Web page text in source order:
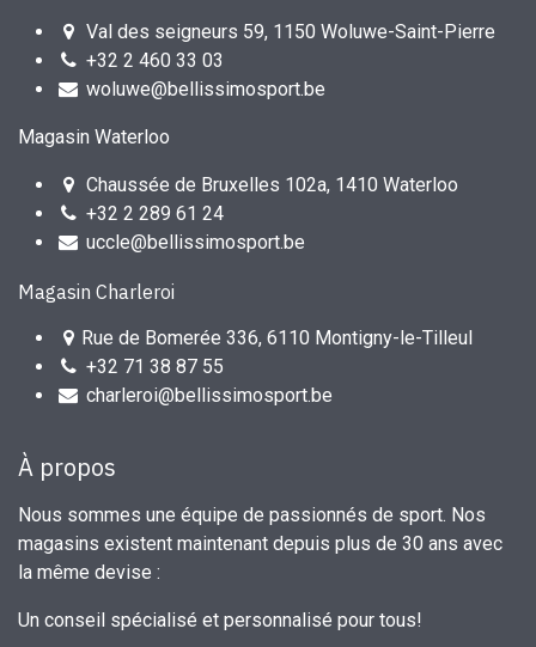
Val des seigneurs 59, 1150 Woluwe-Saint-Pierre
+32 2 460 33 03
woluwe@bellissimosport.be
Magasin Waterloo
Chaussée de Bruxelles 102a, 1410 Waterloo
+32 2 289 61 24
uccle@bellissimosport.be
Magasin Charleroi
Rue de Bomerée 336, 6110 Montigny-le-Tilleul
+32 71 38 87 55
charleroi@bellissimosport.be
À propos
Nous sommes une équipe de passionnés de sport. Nos
magasins existent maintenant depuis plus de 30 ans avec
la même devise :
Un conseil spécialisé et personnalisé pour tous!